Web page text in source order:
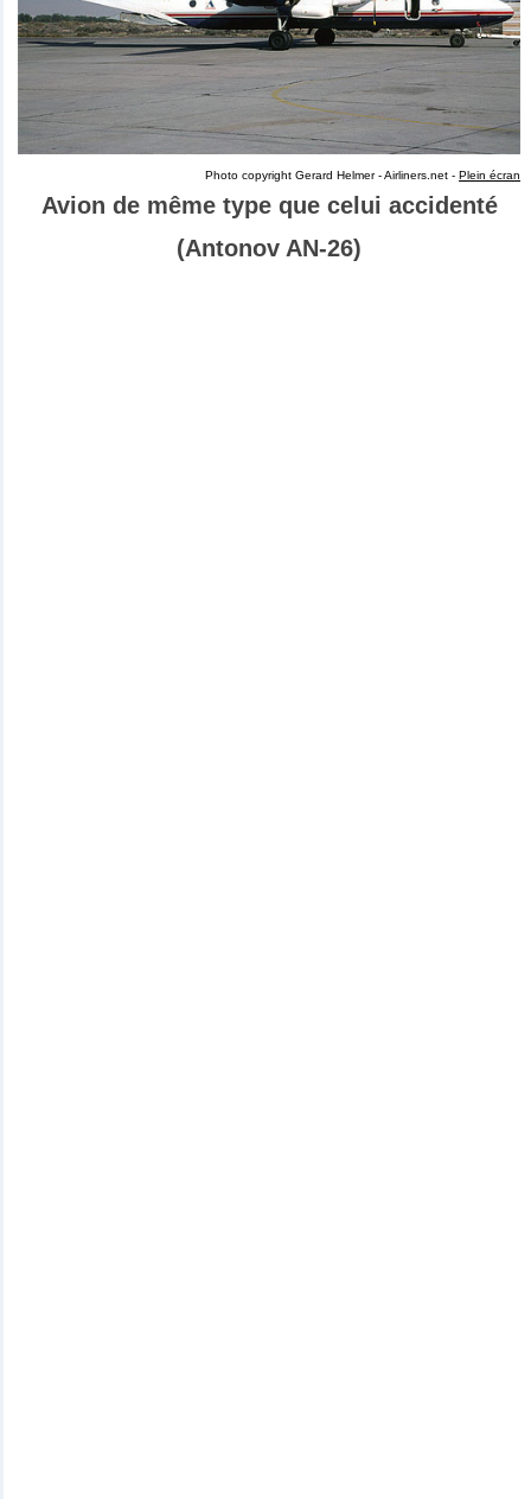
Photo copyright Gerard Helmer - Airliners.net -Plein écran
Avion de même type que celui accidenté
(Antonov AN-26)